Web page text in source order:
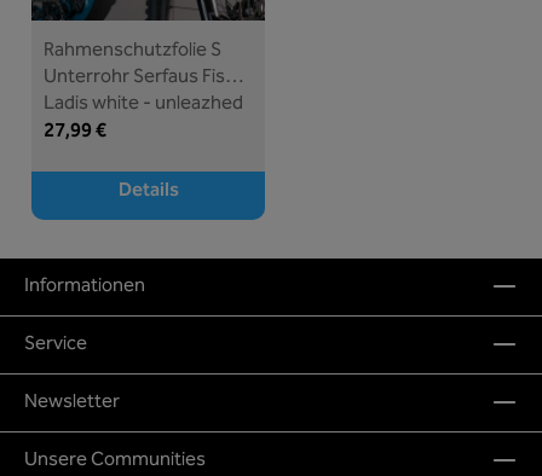
Rahmenschutzfolie S
Unterrohr Serfaus Fiss
Ladis white - unleazhed
27,99 €
Details
Informationen
Service
Newsletter
Unsere Communities